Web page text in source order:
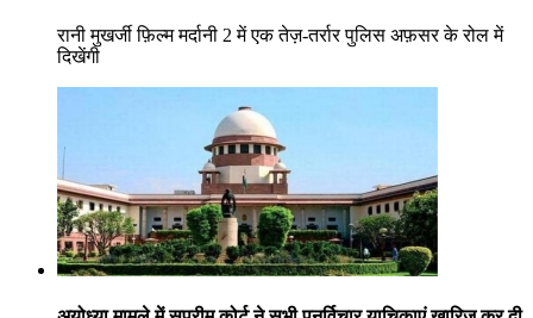
रानी मुखर्जी फ़िल्म मर्दानी 2 में एक तेज़-तर्रार पुलिस अफ़सर के रोल में
दिखेंगी